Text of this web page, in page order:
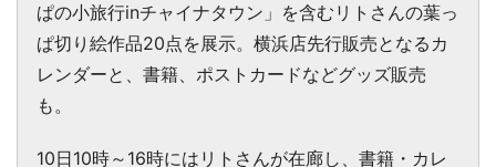
ぱの小旅行inチャイナタウン」を含むリトさんの葉っ
ぱ切り絵作品20点を展示。横浜店先行販売となるカ
レンダーと、書籍、ポストカードなどグッズ販売
も。
10日10時～16時にはリトさんが在廊し、書籍・カレ